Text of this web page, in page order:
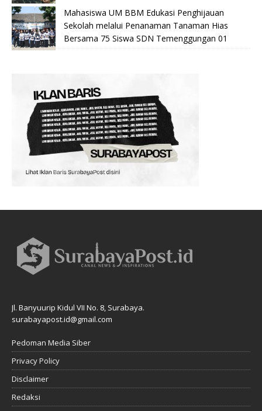
Mahasiswa UM BBM Edukasi Penghijauan
Sekolah melalui Penanaman Tanaman Hias
Bersama 75 Siswa SDN Temenggungan 01
Jl. Banyuurip Kidul VII No. 8, Surabaya.
surabayapost.id@gmail.com
Pedoman Media Siber
Privacy Policy
Disclaimer
Redaksi